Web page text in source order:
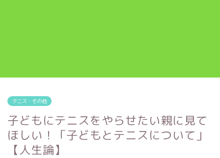
テニス・その他
子どもにテニスをやらせたい親に見て
ほしい！「子どもとテニスについて」
【人生論】